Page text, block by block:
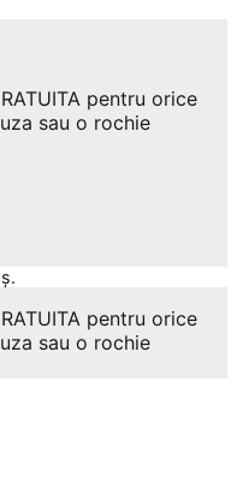
pentru orice
sau o rochie
pentru orice
sau o rochie